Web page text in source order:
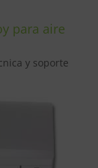
para aire
y soporte